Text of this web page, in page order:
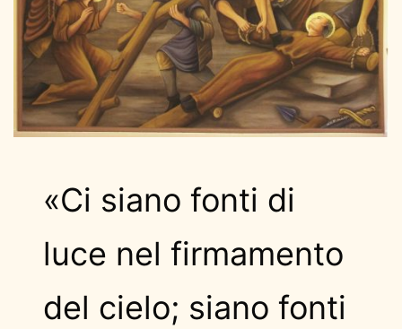
«Ci siano fonti di
luce nel firmamento
del cielo; siano fonti